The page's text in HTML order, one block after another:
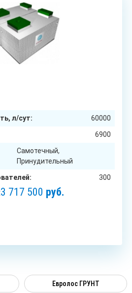
л/сут: 60000
6900
Самотечный,
Принудительный
300
3 717 500 руб.
Евролос ГРУНТ